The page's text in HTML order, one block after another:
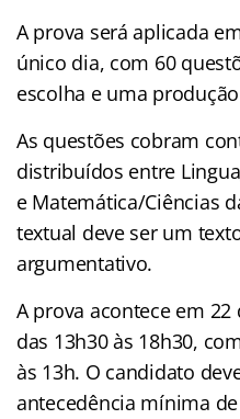
A prova será aplicada
único dia, com 60
escolha e uma
As questões cobram
distribuídos entre
e Matemática/Ciências
textual deve ser um
argumentativo.
A prova acontece em
das 13h30 às 18h30,
às 13h. O candidato
antecedência mínima